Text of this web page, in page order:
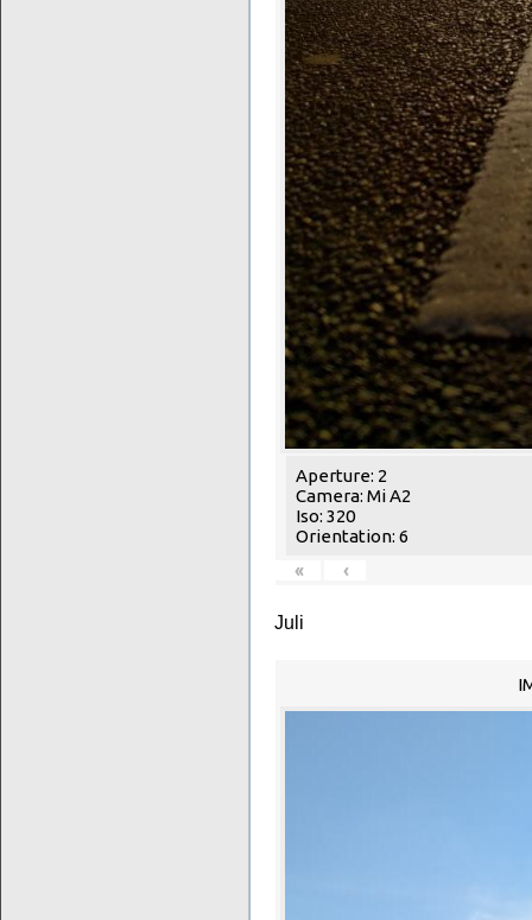
Aperture: 2
Camera: Mi A2
Iso: 320
Orientation: 6
«
‹
Juli